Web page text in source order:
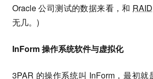
Oracle 公司测试的数据来看，和 RAID
无几。)
InForm 操作系统软件与虚拟化
3PAR 的操作系统叫 InForm，最初就